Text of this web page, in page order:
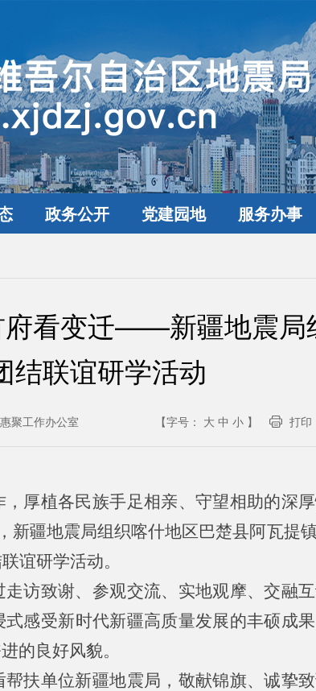
政务公开 党建园地 服务办事
府看变迁——新疆地震局
结联谊研学活动
聚工作办公室 【字号： 大 中 小 】 打印
厚植各民族手足相亲、守望相助的深
新疆地震局组织喀什地区巴楚县阿瓦提
谊研学活动。
访致谢、参观交流、实地观摩、交融
感受新时代新疆高质量发展的丰硕成
的良好风貌。
扶单位新疆地震局，敬献锦旗、诚挚